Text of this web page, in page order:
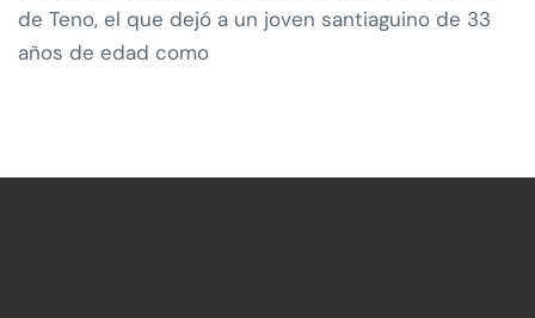
de Teno, el que dejó a un joven santiaguino de 33
años de edad como